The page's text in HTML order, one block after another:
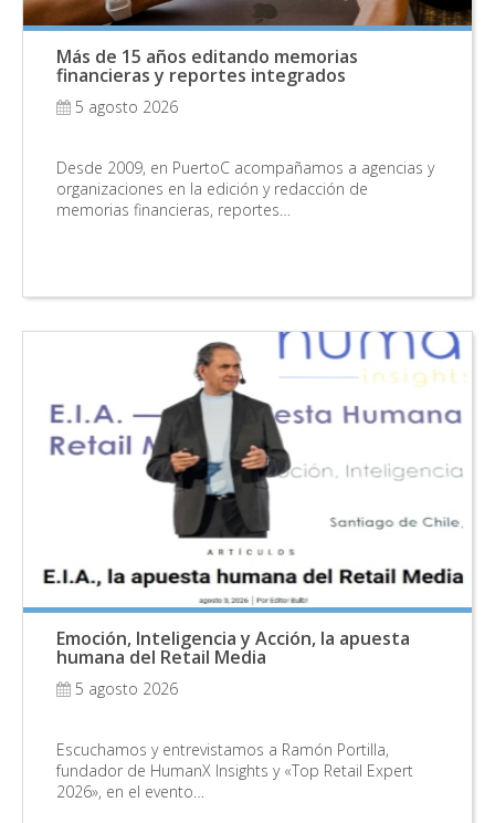
Más de 15 años editando memorias
financieras y reportes integrados
5 agosto 2026
Desde 2009, en PuertoC acompañamos a agencias y
organizaciones en la edición y redacción de
memorias financieras, reportes…
Emoción, Inteligencia y Acción, la apuesta
humana del Retail Media
5 agosto 2026
Escuchamos y entrevistamos a Ramón Portilla,
fundador de HumanX Insights y «Top Retail Expert
2026», en el evento…